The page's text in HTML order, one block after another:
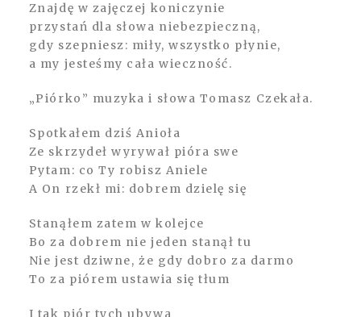
Znajdę w zajęczej koniczynie
przystań dla słowa niebezpieczną,
gdy szepniesz: miły, wszystko płynie,
a my jesteśmy cała wieczność.
„Piórko” muzyka i słowa Tomasz Czekała.
Spotkałem dziś Anioła
Ze skrzydeł wyrywał pióra swe
Pytam: co Ty robisz Aniele
A On rzekł mi: dobrem dzielę się
Stanąłem zatem w kolejce
Bo za dobrem nie jeden stanął tu
Nie jest dziwne, że gdy dobro za darmo
To za piórem ustawia się tłum
I tak piór tych ubywa